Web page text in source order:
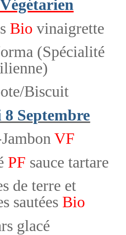
Bio vinaigrette
(Spécialité
Biscuit
Septembre
VF
PF sauce tartare
de terre et
sautées Bio
glacé